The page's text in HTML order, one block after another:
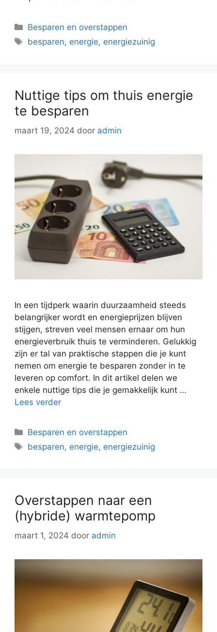
Categorieën
Besparen en overstappen
Tags
besparen, energie, energiezuinig
Nuttige tips om thuis energie
te besparen
maart 19, 2024 door admin
In een tijdperk waarin duurzaamheid steeds
belangrijker wordt en energieprijzen blijven
stijgen, streven veel mensen ernaar om hun
energieverbruik thuis te verminderen. Gelukkig
zijn er tal van praktische stappen die je kunt
nemen om energie te besparen zonder in te
leveren op comfort. In dit artikel delen we
enkele nuttige tips die je gemakkelijk kunt …
Lees verder
Categorieën
Besparen en overstappen
Tags
besparen, energie, energiezuinig
Overstappen naar een
(hybride) warmtepomp
maart 1, 2024 door admin